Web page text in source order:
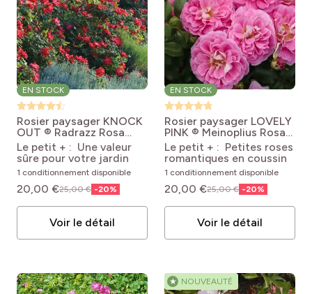
EN STOCK
Rosier paysager KNOCK
OUT ® Radrazz Rosa
Knock Out® 'Radrazz'
Le petit + : Une valeur
sûre pour votre jardin
1 conditionnement disponible
20,00 €25,00 € -20%
Voir le détail
EN STOCK
Rosier paysager LOVELY
PINK ® Meinoplius Rosa
'Meinoplius' LOVELY
PINK®
Le petit + : Petites roses
romantiques en coussin
1 conditionnement disponible
20,00 €25,00 € -20%
Voir le détail
★ NOUVEAUTÉ